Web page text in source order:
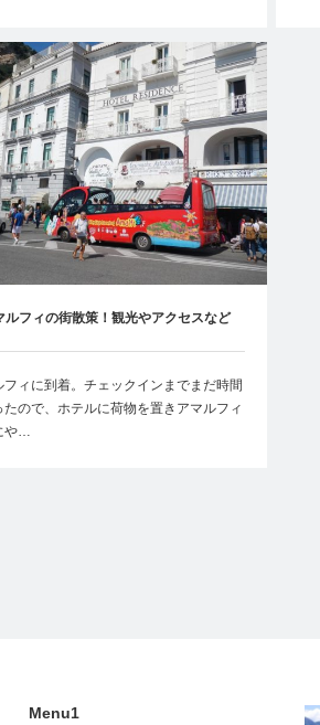
ルフィの街散策！観光やアクセスなど
フィに到着。チェックインまでまだ時間
たので、ホテルに荷物を置きアマルフィ
や…
Menu1